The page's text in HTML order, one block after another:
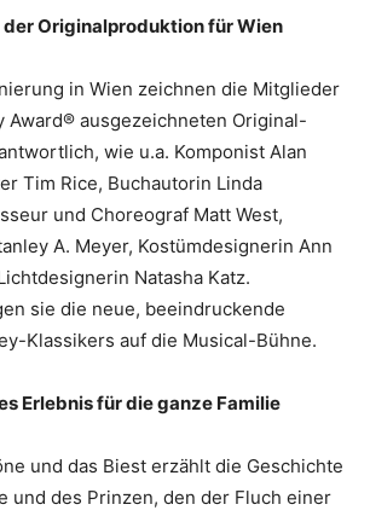
Originalproduktion für Wien
in Wien zeichnen die Mitglieder
Award® ausgezeichneten Original-
wie u.a. Komponist Alan
Tim Rice, Buchautorin Linda
und Choreograf Matt West,
A. Meyer, Kostümdesignerin Ann
Natasha Katz.
sie die neue, beeindruckende
Klassikers auf die Musical-Bühne.
Erlebnis für die ganze Familie
und das Biest erzählt die Geschichte
und des Prinzen, den der Fluch einer